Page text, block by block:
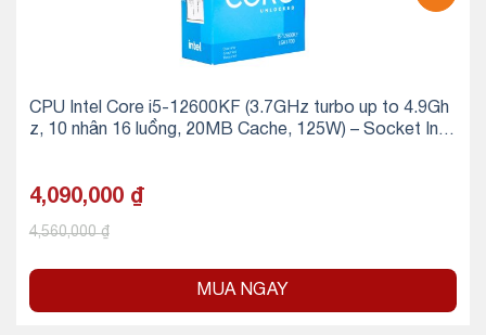
CPU Intel Core i5-12600KF (3.7GHz turbo up to 4.9Gh
z, 10 nhân 16 luồng, 20MB Cache, 125W) – Socket Inte
4,090,000 ₫
4,560,000₫
MUA NGAY